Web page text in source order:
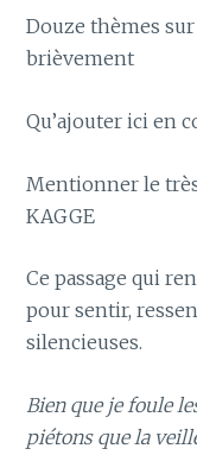
Douze thèmes
brièvement
Qu’ajouter ici en
Mentionner le
KAGGE
Ce passage qui
pour sentir,
silencieuses.
Bien que je foule
piétons que la